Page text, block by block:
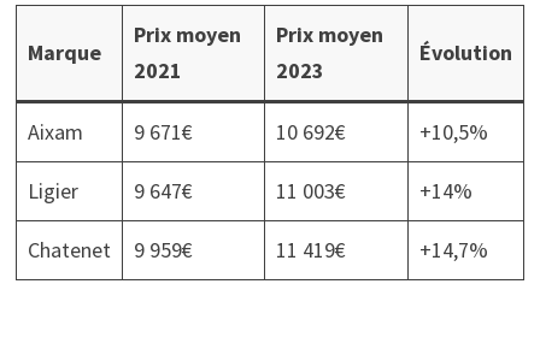
Marque
Prix moyen
2021
Prix moyen
2023
Évolution
Aixam 9 671€ 10 692€ +10,5%
Ligier 9 647€ 11 003€ +14%
Chatenet 9 959€ 11 419€ +14,7%